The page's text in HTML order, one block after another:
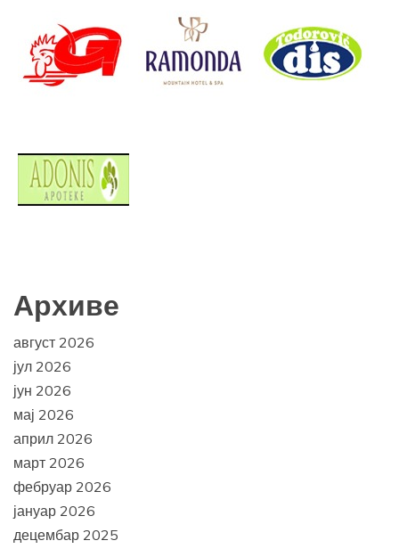
Архиве
август 2026
јул 2026
јун 2026
мај 2026
април 2026
март 2026
фебруар 2026
јануар 2026
децембар 2025